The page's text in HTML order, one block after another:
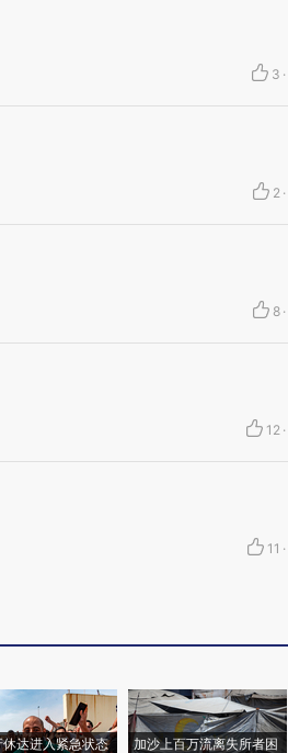
3 ·
2 ·
8 ·
12 ·
11 ·
休达进入紧急状态 加沙上百万流离失所者困